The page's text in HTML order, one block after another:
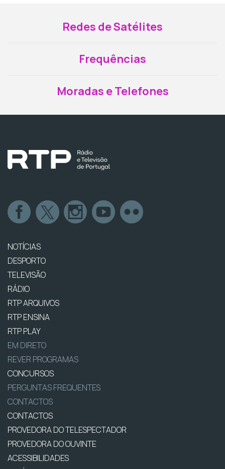
Redes de Satélites
Frequências
Moradas e Telefones
NOTÍCIAS
DESPORTO
TELEVISÃO
RÁDIO
RTP ARQUIVOS
RTP ENSINA
RTP PLAY
EM DIRETO
REVER PROGRAMAS
CONCURSOS
PERGUNTAS FREQUENTES
CONTACTOS
CONTACTOS
PROVEDORA DO TELESPECTADOR
PROVEDORA DO OUVINTE
ACESSIBILIDADES